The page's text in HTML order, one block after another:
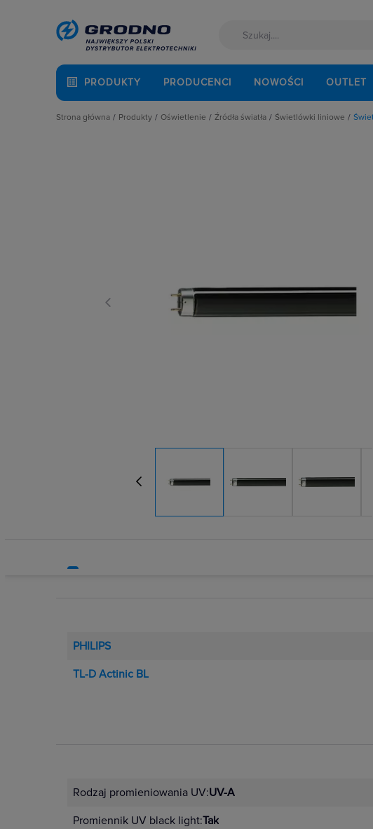
PRODUKTY PRODUCENCI NOWOŚCI OUTLET
Strona główna
Produkty
Sieci zewnętrzne
Stacje ładowania
Systemy bezpieczeństwa
Oświetlenie
Źródła światła
Świetlówki liniowe
PHILIPS
TL-D Actinic BL
Rodzaj promieniowania UV:UV-A
Promiennik UV black light:Tak